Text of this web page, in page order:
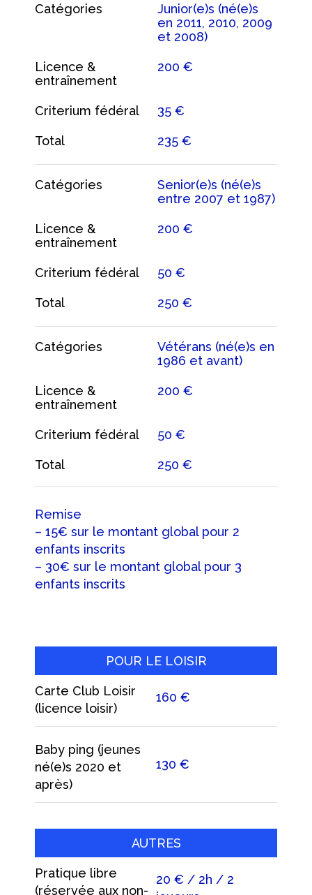
Catégories
Junior(e)s (né(e)s
en 2011, 2010, 2009
et 2008)
Licence &
entraînement
200 €
Criterium fédéral 35 €
Total 235 €
Catégories
Senior(e)s (né(e)s
entre 2007 et 1987)
Licence &
entraînement
200 €
Criterium fédéral 50 €
Total 250 €
Catégories
Vétérans (né(e)s en
1986 et avant)
Licence &
entraînement
200 €
Criterium fédéral 50 €
Total 250 €
Remise
– 15€ sur le montant global pour 2
enfants inscrits
– 30€ sur le montant global pour 3
enfants inscrits
POUR LE LOISIR
Carte Club Loisir
(licence loisir)
160 €
Baby ping (jeunes
né(e)s 2020 et
après)
130 €
AUTRES
Pratique libre
(réservée aux non-
20 € / 2h / 2